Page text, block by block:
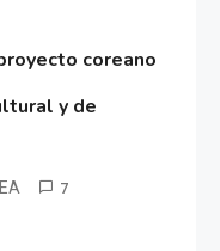
coreano
y de
7